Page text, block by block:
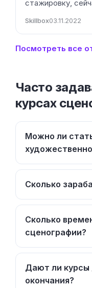
стажировку,
Skillbox03.11.2022
Посмотреть все
Часто
курсах
Можно ли
Сколько
Сколько
сценографии?
Дают ли курсы
окончания?